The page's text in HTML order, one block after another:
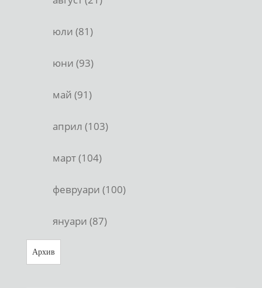
юли (81)
юни (93)
май (91)
април (103)
март (104)
февруари (100)
януари (87)
Архив